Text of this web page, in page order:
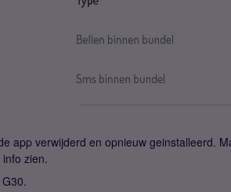
app verwijderd en opnieuw geinstalleerd.
info zien.